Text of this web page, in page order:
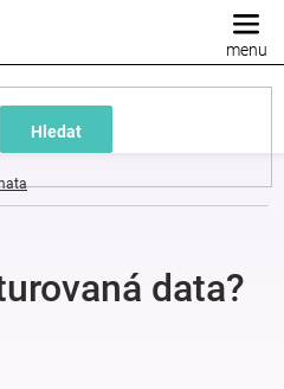
Hledat
data?